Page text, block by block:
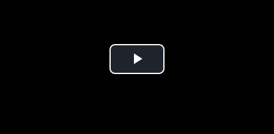
Play Video